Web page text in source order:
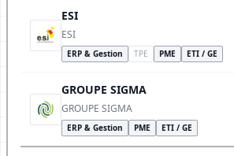
ESI
ESI
ERP & Gestion TPE PME ETI / GE
GROUPE SIGMA
GROUPE SIGMA
ERP & Gestion PME ETI / GE